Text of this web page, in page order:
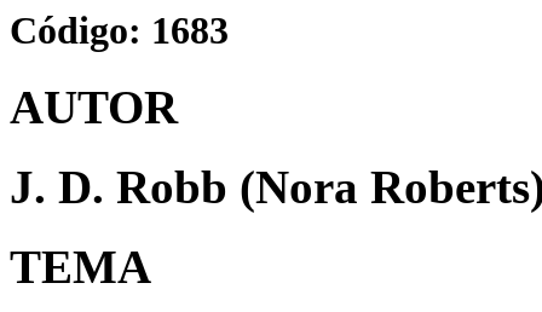
Código: 1683
AUTOR
J. D. Robb (Nora
TEMA